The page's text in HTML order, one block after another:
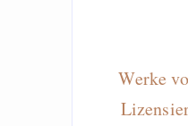
Werke